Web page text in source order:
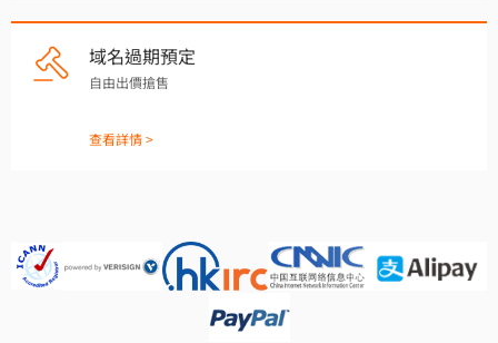
域名過期預定
自由出價搶售
查看詳情 >